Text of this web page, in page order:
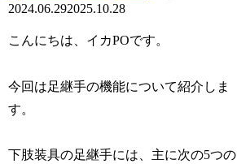
2024.06.292025.10.28
こんにちは、イカPOです。
今回は足継手の機能について紹介しま
す。
下肢装具の足継手には、主に次の5つの